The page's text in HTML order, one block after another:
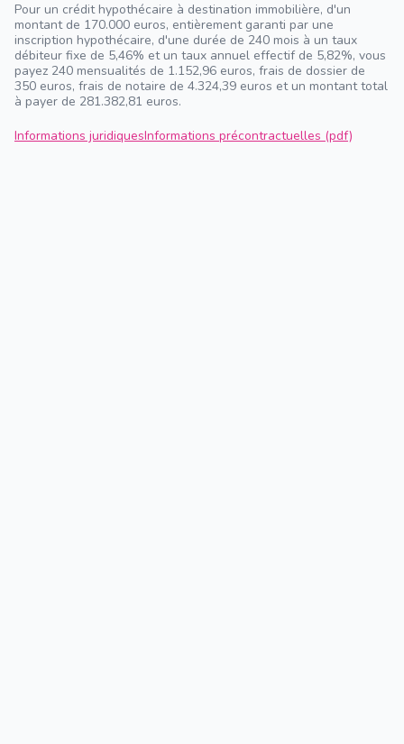
Pour un crédit hypothécaire à destination immobilière, d'un
montant de 170.000 euros, entièrement garanti par une
inscription hypothécaire, d'une durée de 240 mois à un taux
débiteur fixe de 5,46% et un taux annuel effectif de 5,82%, vous
payez 240 mensualités de 1.152,96 euros, frais de dossier de
350 euros, frais de notaire de 4.324,39 euros et un montant total
à payer de 281.382,81 euros.
Informations juridiquesInformations précontractuelles (pdf)